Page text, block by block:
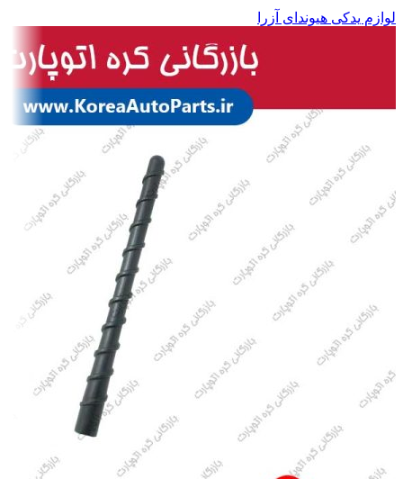
لوازم یدکی هیوندای آزرا